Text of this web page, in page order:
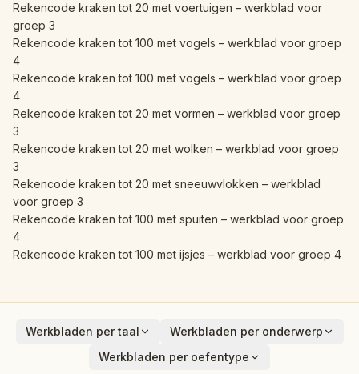
Rekencode kraken tot 20 met voertuigen – werkblad voor
groep 3
Rekencode kraken tot 100 met vogels – werkblad voor groep
4
Rekencode kraken tot 100 met vogels – werkblad voor groep
4
Rekencode kraken tot 20 met vormen – werkblad voor groep
3
Rekencode kraken tot 20 met wolken – werkblad voor groep
3
Rekencode kraken tot 20 met sneeuwvlokken – werkblad
voor groep 3
Rekencode kraken tot 100 met spuiten – werkblad voor groep
4
Rekencode kraken tot 100 met ijsjes – werkblad voor groep 4
Werkbladen per taal Werkbladen per onderwerp
Dieren
Werkbladen per oefentype